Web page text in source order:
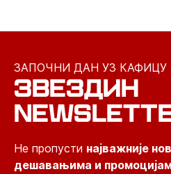
ЗАПОЧНИ ДАН УЗ КАФИЦУ
ЗВЕЗДИН
Не пропусти најважније
дешавањима и